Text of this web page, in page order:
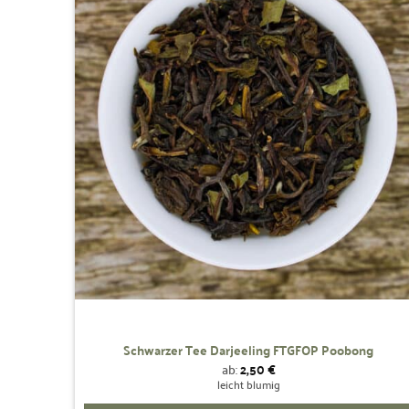
Varianten
auf.
Die
Optionen
können
auf
der
Produktseite
gewählt
werden
Wunschliste
hinzufügen
Schwarzer Tee Darjeeling FTGFOP Poobong
ab:2,50€
leicht blumig